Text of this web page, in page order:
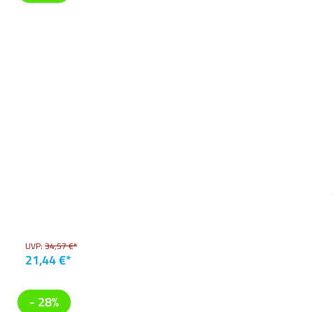
UVP: 34,57 €*
21,44 €*
- 28%